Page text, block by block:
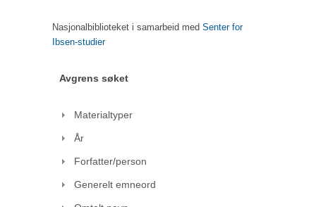
Nasjonalbiblioteket i samarbeid med Senter for
Ibsen-studier
Avgrens søket
Materialtyper
År
Forfatter/person
Generelt emneord